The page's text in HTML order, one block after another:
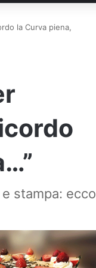
la Curva piena,
stampa: ecco